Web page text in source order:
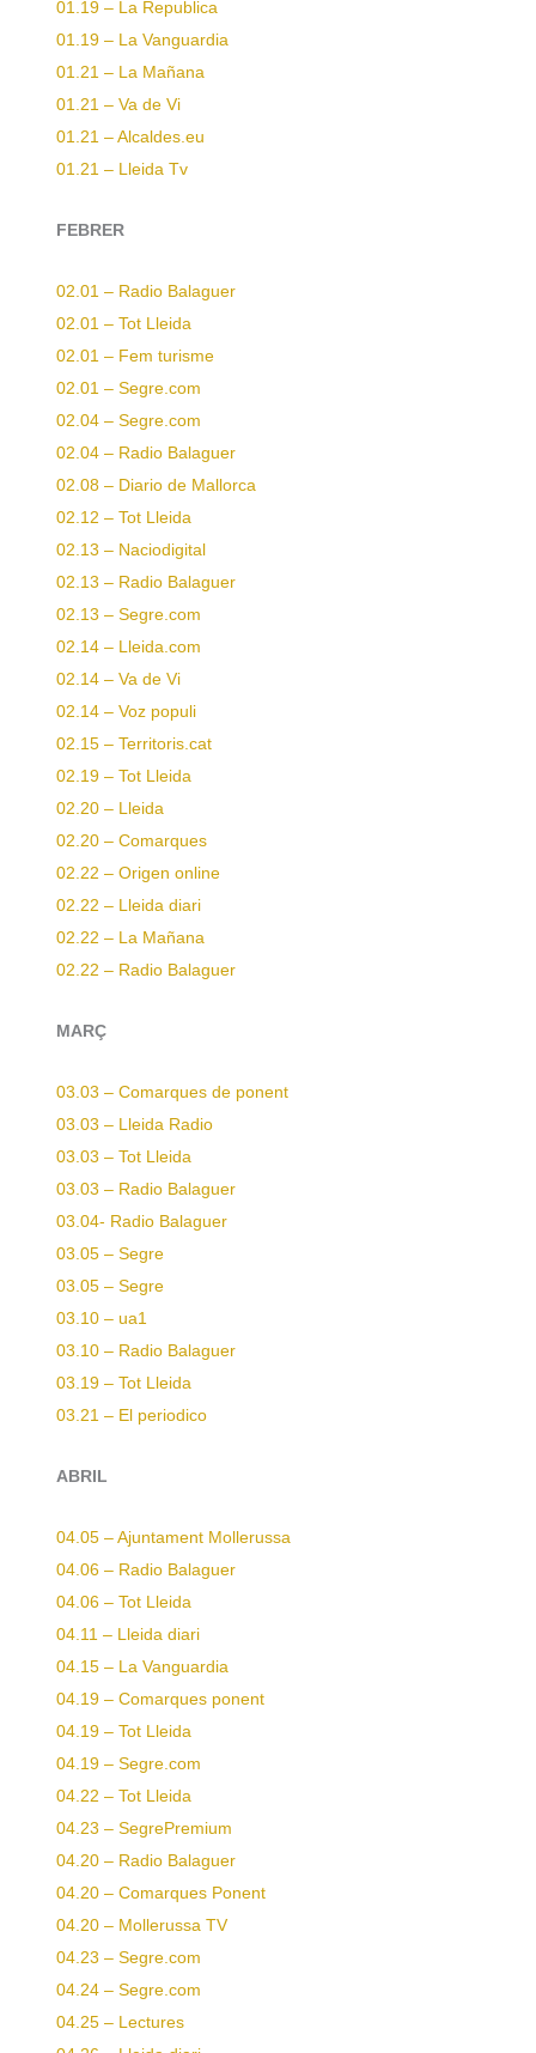
01.19 – La Republica
01.19 – La Vanguardia
01.21 – La Mañana
01.21 – Va de Vi
01.21 – Alcaldes.eu
01.21 – Lleida Tv
FEBRER
02.01 – Radio Balaguer
02.01 – Tot Lleida
02.01 – Fem turisme
02.01 – Segre.com
02.04 – Segre.com
02.04 – Radio Balaguer
02.08 – Diario de Mallorca
02.12 – Tot Lleida
02.13 – Naciodigital
02.13 – Radio Balaguer
02.13 – Segre.com
02.14 – Lleida.com
02.14 – Va de Vi
02.14 – Voz populi
02.15 – Territoris.cat
02.19 – Tot Lleida
02.20 – Lleida
02.20 – Comarques
02.22 – Origen online
02.22 – Lleida diari
02.22 – La Mañana
02.22 – Radio Balaguer
MARÇ
03.03 – Comarques de ponent
03.03 – Lleida Radio
03.03 – Tot Lleida
03.03 – Radio Balaguer
03.04- Radio Balaguer
03.05 – Segre
03.05 – Segre
03.10 – ua1
03.10 – Radio Balaguer
03.19 – Tot Lleida
03.21 – El periodico
ABRIL
04.05 – Ajuntament Mollerussa
04.06 – Radio Balaguer
04.06 – Tot Lleida
04.11 – Lleida diari
04.15 – La Vanguardia
04.19 – Comarques ponent
04.19 – Tot Lleida
04.19 – Segre.com
04.22 – Tot Lleida
04.23 – SegrePremium
04.20 – Radio Balaguer
04.20 – Comarques Ponent
04.20 – Mollerussa TV
04.23 – Segre.com
04.24 – Segre.com
04.25 – Lectures